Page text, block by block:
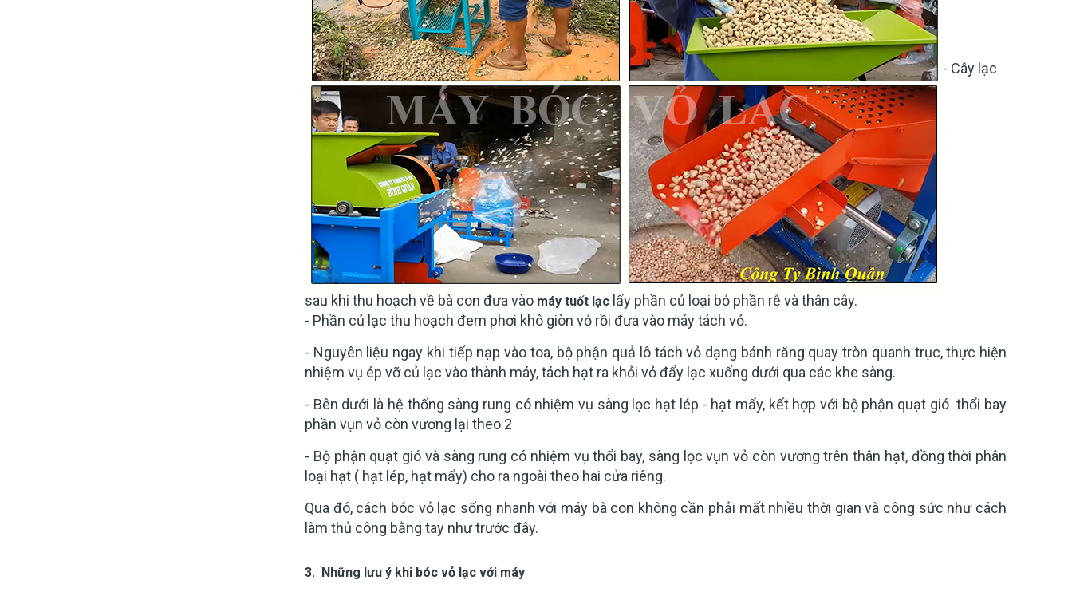
- Cây lạc
sau khi thu hoạch về bà con đưa vào máy tuốt lạc lấy phần củ loại bỏ phần rễ và thân cây.
- Phần củ lạc thu hoạch đem phơi khô giòn vỏ rồi đưa vào máy tách vỏ.
- Nguyên liệu ngay khi tiếp nạp vào toa, bộ phận quả lô tách vỏ dạng bánh răng quay tròn quanh trục, thực hiện
nhiệm vụ ép vỡ củ lạc vào thành máy, tách hạt ra khỏi vỏ đẩy lạc xuống dưới qua các khe sàng.
- Bên dưới là hệ thống sàng rung có nhiệm vụ sàng lọc hạt lép - hạt mẩy, kết hợp với bộ phận quạt gió thổi bay
phần vụn vỏ còn vương lại theo 2
- Bộ phận quạt gió và sàng rung có nhiệm vụ thổi bay, sàng lọc vụn vỏ còn vương trên thân hạt, đồng thời phân
loại hạt ( hạt lép, hạt mẩy) cho ra ngoài theo hai cửa riêng.
Qua đó, cách bóc vỏ lạc sống nhanh với máy bà con không cần phải mất nhiều thời gian và công sức như cách
làm thủ công bằng tay như trước đây.
3. Những lưu ý khi bóc vỏ lạc với máy